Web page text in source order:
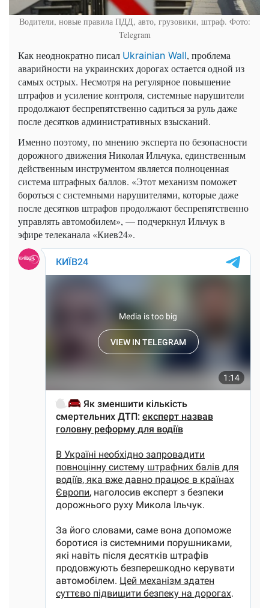
Водители, новые правила ПДД, авто, грузовики, штраф. Фото:
Telegram
Как неоднократно писал Ukrainian Wall, проблема
аварийности на украинских дорогах остается одной из
самых острых. Несмотря на регулярное повышение
штрафов и усиление контроля, системные нарушители
продолжают беспрепятственно садиться за руль даже
после десятков административных взысканий.
Именно поэтому, по мнению эксперта по безопасности
дорожного движения Николая Ильчука, единственным
действенным инструментом является полноценная
система штрафных баллов. «Этот механизм поможет
бороться с системными нарушителями, которые даже
после десятков штрафов продолжают беспрепятственно
управлять автомобилем», — подчеркнул Ильчук в
эфире телеканала «Киев24».